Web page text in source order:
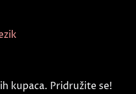
kupaca. Pridružite se!